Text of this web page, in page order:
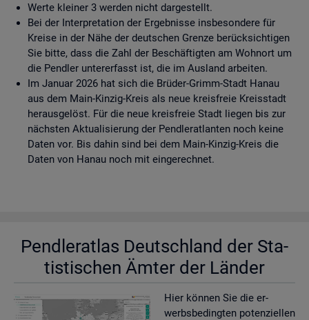
Werte kleiner 3 werden nicht dargestellt.
Bei der Interpretation der Ergebnisse insbesondere für
Kreise in der Nähe der deutschen Grenze berücksichtigen
Sie bitte, dass die Zahl der Beschäftigten am Wohnort um
die Pendler untererfasst ist, die im Ausland arbeiten.
Im Januar 2026 hat sich die Brüder-Grimm-Stadt Hanau
aus dem Main-Kinzig-Kreis als neue kreisfreie Kreisstadt
herausgelöst. Für die neue kreisfreie Stadt liegen bis zur
nächsten Aktualisierung der Pendleratlanten noch keine
Daten vor. Bis dahin sind bei dem Main-Kinzig-Kreis die
Daten von Hanau noch mit eingerechnet.
Pend­ler­at­las Deutsch­land der Sta­
tis­ti­schen Ämter der Län­der
Hier kön­nen Sie die er­
werbs­be­ding­ten po­ten­zi­el­len